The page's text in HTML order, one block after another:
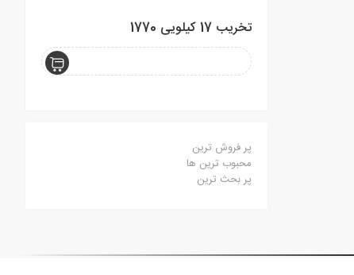
تخریب 17 کیلویی 1770
پر فروش ترین
محبوب ترین ها
پر بحث ترین